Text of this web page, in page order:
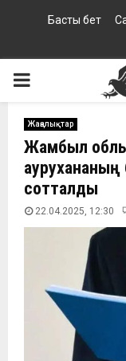
Басты бет
PRIMARY
MENU
Жаңалықтар
Жамбыл
аурухананың
сотталды
22.04.2025, 12:30